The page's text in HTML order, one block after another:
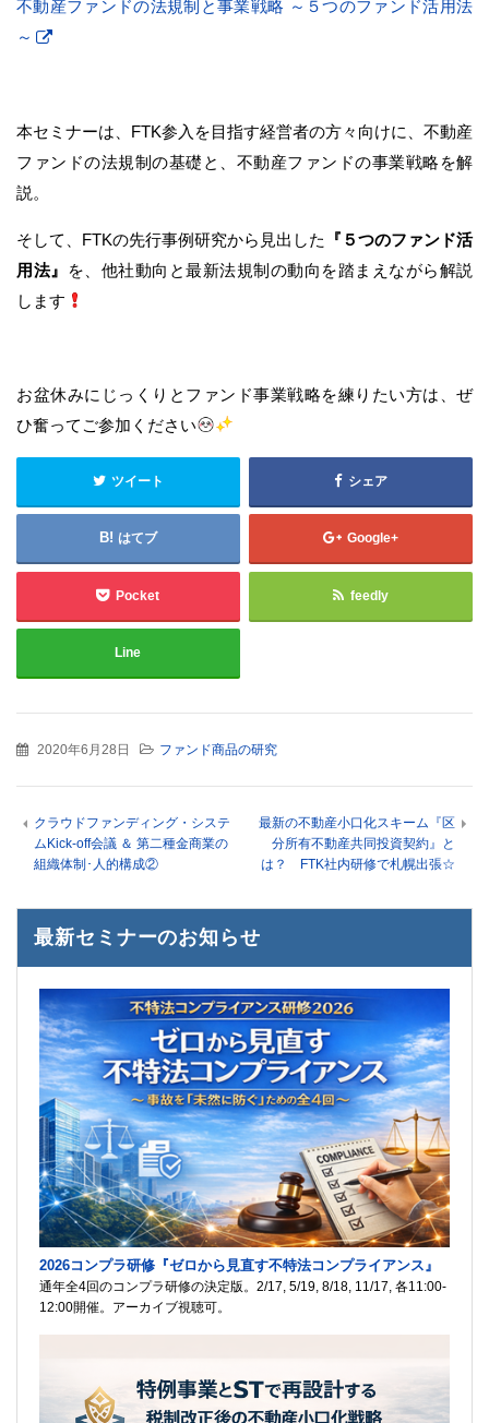
不動産ファンドの法規制と事業戦略 ～５つのファンド活用法
～
本セミナーは、FTK参入を目指す経営者の方々向けに、不動産
ファンドの法規制の基礎と、不動産ファンドの事業戦略を解
説。
そして、FTKの先行事例研究から見出した
『５つのファンド活
用法』
を、他社動向と最新法規制の動向を踏まえながら解説
します
お盆休みにじっくりとファンド事業戦略を練りたい方は、ぜ
ひ奮ってご参加ください
ツイート シェア
はてブ Google+
Pocket feedly
Line
2020年6月28日 ファンド商品の研究
クラウドファンディング・システ
ムKick-off会議 ＆ 第二種金商業の
組織体制･人的構成②
最新の不動産小口化スキーム『区
分所有不動産共同投資契約』と
は？ FTK社内研修で札幌出張☆
最新セミナーのお知らせ
2026コンプラ研修『ゼロから見直す不特法コンプライアンス』
通年全4回のコンプラ研修の決定版。2/17, 5/19, 8/18, 11/17, 各11:00-
12:00開催。アーカイブ視聴可。